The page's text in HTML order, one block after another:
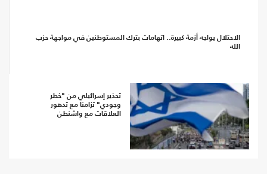
الاحتلال يواجه أزمة كبيرة.. اتهامات بترك المستوطنين في مواجهة حزب
الله
تحذير إسرائيلي من "خطر
وجودي" تزامنا مع تدهور
العلاقات مع واشنطن